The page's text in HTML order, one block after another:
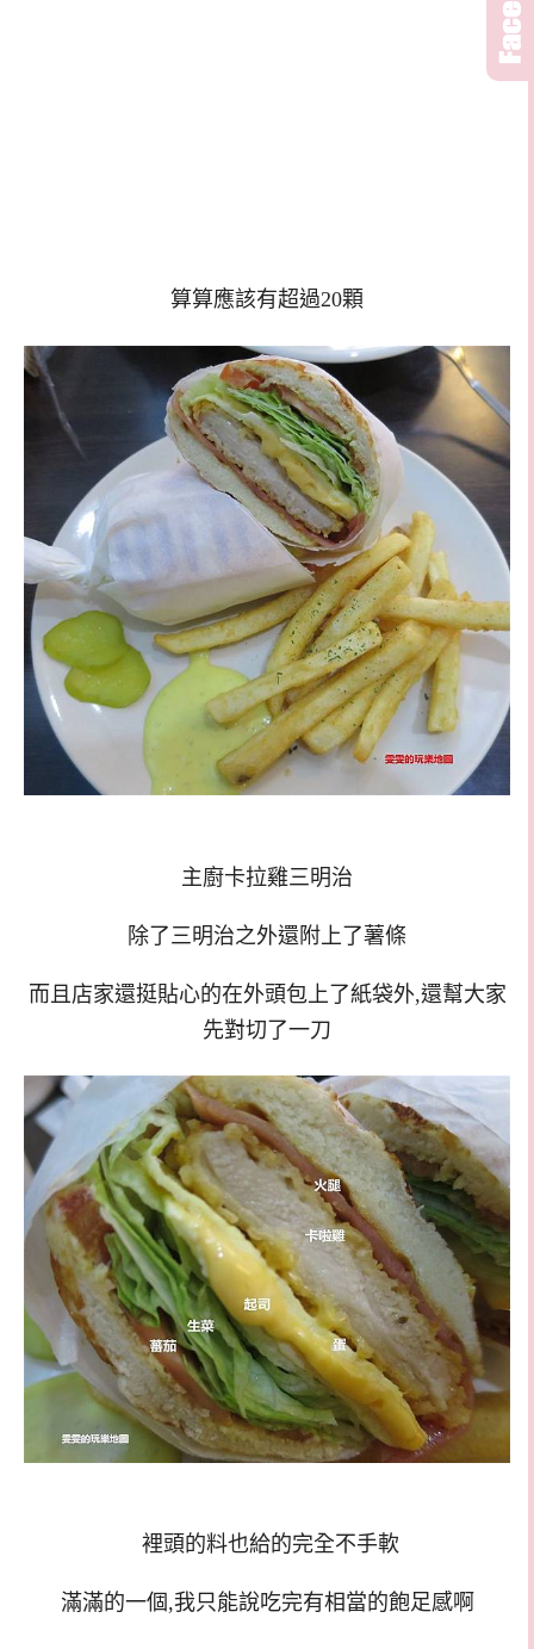
算算應該有超過20顆
主廚卡拉雞三明治
除了三明治之外還附上了薯條
而且店家還挺貼心的在外頭包上了紙袋外,還幫大家
先對切了一刀
裡頭的料也給的完全不手軟
滿滿的一個,我只能說吃完有相當的飽足感啊